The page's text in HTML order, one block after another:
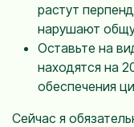
растут
нарушают
Оставьте на
находятся на
обеспечения
Сейчас я